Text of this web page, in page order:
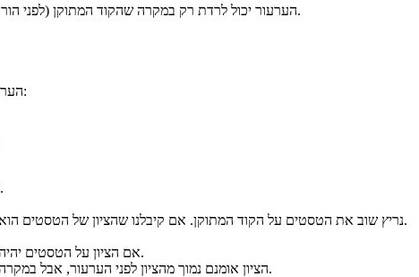
הערעור יכול לרדת רק במקרה שהקוד המתוקן (לפני הורדת הניקוד בעקבות השינויים) מקבל ציון יותר נמוך בבדיקה האוטומטית.
הערעור על השאלה כולל רשימת שינויים בקוד (בנוסף לקוד המתוקן). למשל:
למשל, אנחנו יכולים להחליט שהשינוי גורר הורדה של 10 נקודות מהציון.
נריץ שוב את הטסטים על הקוד המתוקן. אם קיבלנו שהציון של הטסטים הוא 80 (מתוך 100), אז הציון החדש לשאלה יהיה 80% מתוך 15 כלומר 12.
אם הציון על הטסטים יהיה 50 (מתוך 100) אז הציון החדש לשאלה יהיה 50% מתוך 15 כלומר 7.5.
הציון אומנם נמוך מהציון לפני הערעור, אבל במקרה כזה אנחנו לא מורידים נקודות, ונשאיר את הציון המקורי עבור השאלה.